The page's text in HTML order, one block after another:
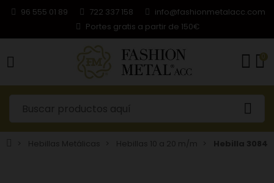
96 555 01 89 722 337 158
info@fashionmetalacc.com
Portes gratis a partir de 150€
0